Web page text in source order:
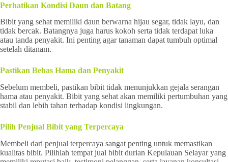
Perhatikan Kondisi Daun dan Batang
Bibit yang sehat memiliki daun berwarna hijau segar, tidak layu, dan
tidak bercak. Batangnya juga harus kokoh serta tidak terdapat luka
atau tanda penyakit. Ini penting agar tanaman dapat tumbuh optimal
setelah ditanam.
Pastikan Bebas Hama dan Penyakit
Sebelum membeli, pastikan bibit tidak menunjukkan gejala serangan
hama atau penyakit. Bibit yang sehat akan memiliki pertumbuhan yang
stabil dan lebih tahan terhadap kondisi lingkungan.
Pilih Penjual Bibit yang Terpercaya
Membeli dari penjual terpercaya sangat penting untuk memastikan
kualitas bibit. Pilihlah tempat jual bibit durian Kepulauan Selayar yang